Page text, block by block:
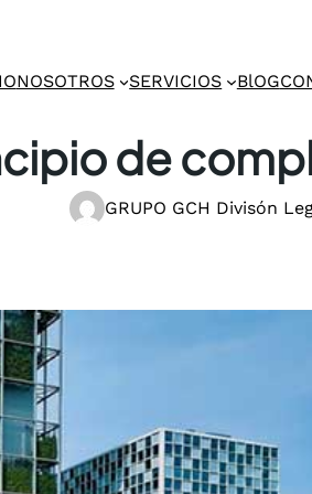
NOSOTROS SERVICIOS BlOG
de
GRUPO GCH Divisón